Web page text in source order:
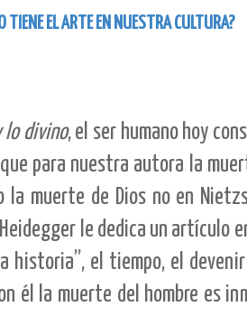
TIENE EL ARTE EN NUESTRA CULTURA?
lo divino, el ser humano hoy
para nuestra autora la
muerte de Dios no en
le dedica un artículo
historia”, el tiempo, el
él la muerte del hombre es